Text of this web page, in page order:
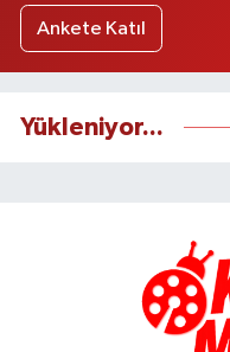
Ankete Katıl
Yükleniyor...